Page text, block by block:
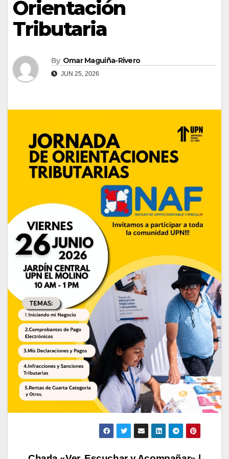
Orientación
Tributaria
By Omar Maguiña-Rivero
JUN 25, 2026